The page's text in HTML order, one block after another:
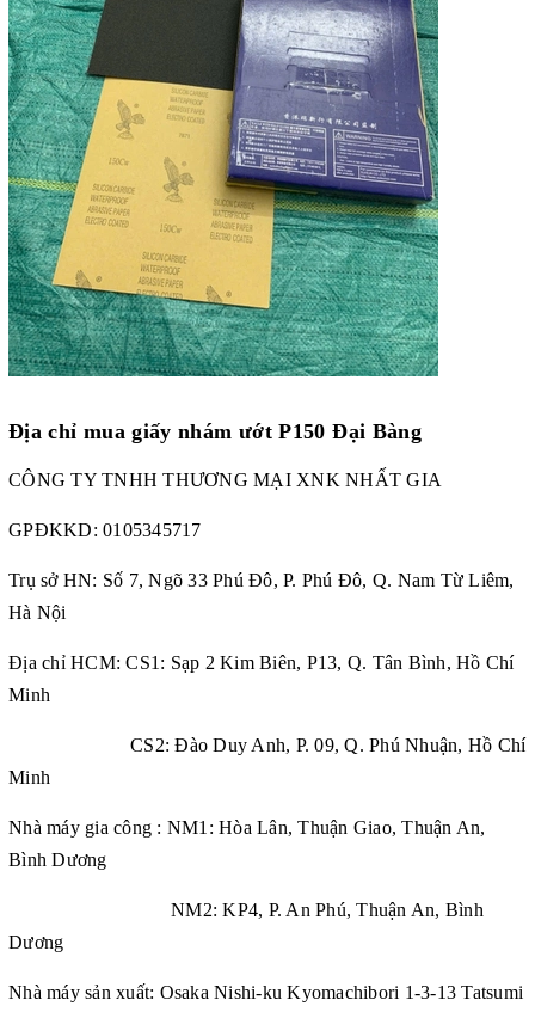
Địa chỉ mua giấy nhám ướt P150 Đại Bàng
CÔNG TY TNHH THƯƠNG MẠI XNK NHẤT GIA
GPĐKKD: 0105345717
Trụ sở HN: Số 7, Ngõ 33 Phú Đô, P. Phú Đô, Q. Nam Từ Liêm,
Hà Nội
Địa chỉ HCM: CS1: Sạp 2 Kim Biên, P13, Q. Tân Bình, Hồ Chí
Minh
CS2: Đào Duy Anh, P. 09, Q. Phú Nhuận, Hồ Chí
Minh
Nhà máy gia công : NM1: Hòa Lân, Thuận Giao, Thuận An,
Bình Dương
NM2: KP4, P. An Phú, Thuận An, Bình
Dương
Nhà máy sản xuất: Osaka Nishi-ku Kyomachibori 1-3-13 Tatsumi